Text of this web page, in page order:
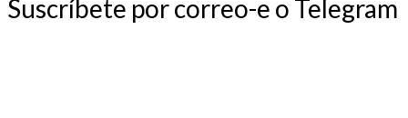
Suscríbete por correo-e o Telegram